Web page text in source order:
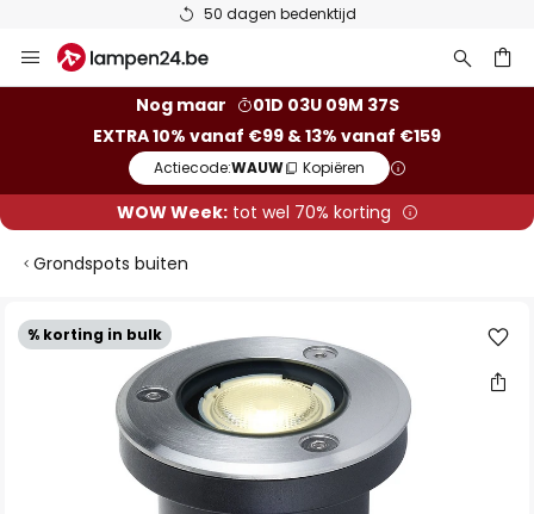
50 dagen bedenktijd
naar
Nog maar
01D 03U 09M 37S
EXTRA 10% vanaf €99 & 13% vanaf €159
Actiecode:WAUW Kopiëren
WOW Week:tot wel 70% korting
Grondspots buiten
% korting in bulk
Ga
naar